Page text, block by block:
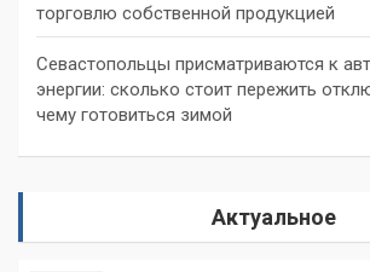
торговлю собственной продукцией
Севастопольцы присматриваются к
энергии: сколько стоит пережить
чему готовиться зимой
Актуальное